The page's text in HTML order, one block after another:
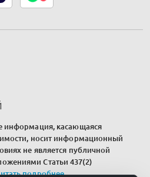
информация, касающаяся
носит информационный
не является публичной
Статьи 437(2)
подробнее.